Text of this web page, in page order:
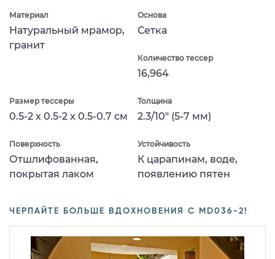
Материал
Натуральный мрамор,
гранит
Основа
Сетка
Количество тессер
16,964
Размер тессеры
0.5-2 x 0.5-2 x 0.5-0.7 см
Толщина
2.3/10" (5-7 мм)
Поверхность
Отшлифованная,
покрытая лаком
Устойчивость
К царапинам, воде,
появлению пятен
ЧЕРПАЙТЕ БОЛЬШЕ ВДОХНОВЕНИЯ С MD036-2!